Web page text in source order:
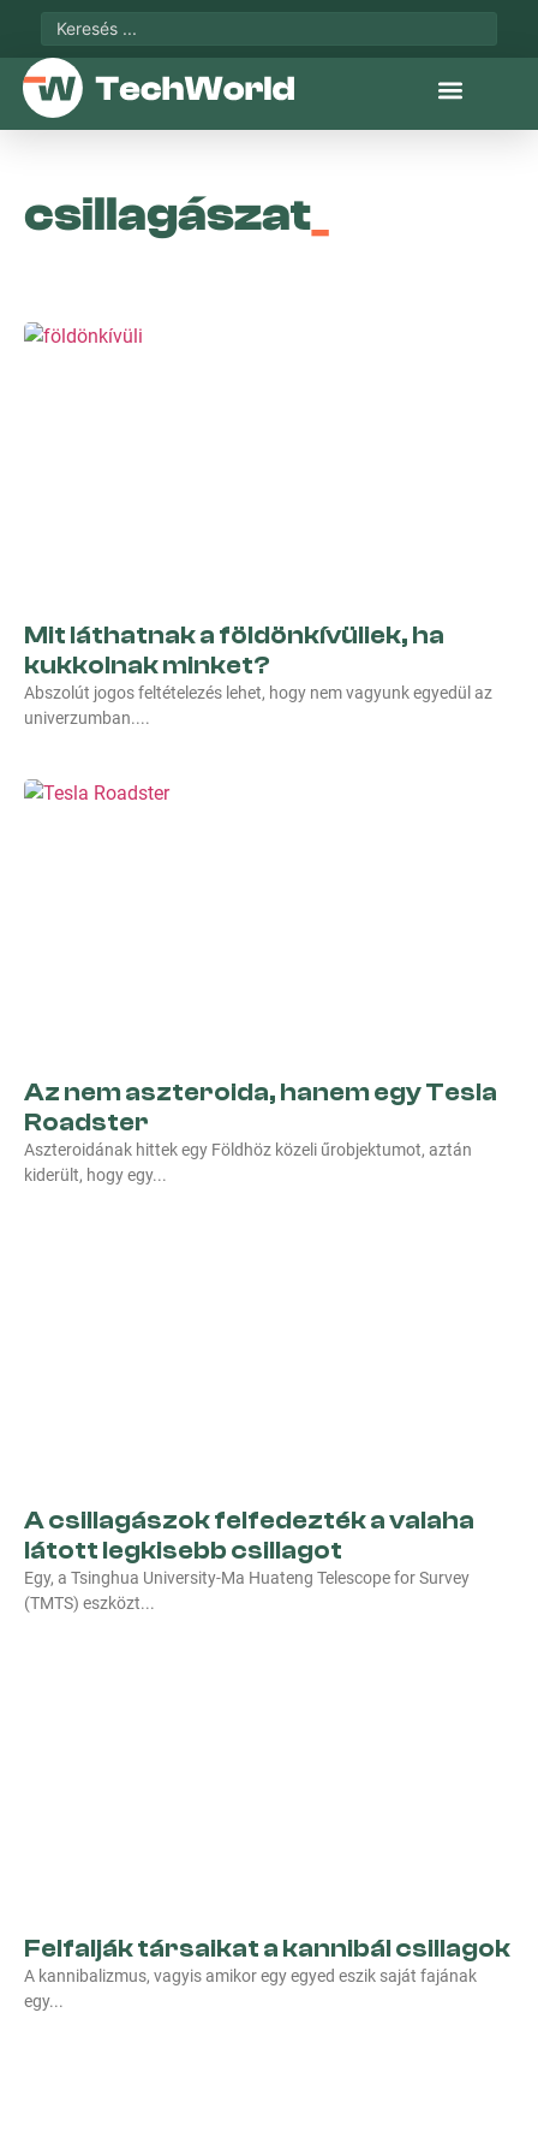
csillagászat
Mit láthatnak a földönkívüliek, ha
kukkolnak minket?
Abszolút jogos feltételezés lehet, hogy nem vagyunk egyedül az
univerzumban.
Az nem aszteroida, hanem egy Tesla
Roadster
Aszteroidának hittek egy Földhöz közeli űrobjektumot, aztán
kiderült, hogy egy
A csillagászok felfedezték a valaha
látott legkisebb csillagot
Egy, a Tsinghua University-Ma Huateng Telescope for Survey
(TMTS) eszközt
Felfalják társaikat a kannibál csillagok
A kannibalizmus, vagyis amikor egy egyed eszik saját fajának
egy